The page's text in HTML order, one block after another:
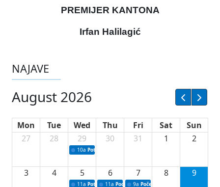
PREMIJER KANTONA
Irfan Halilagić
NAJAVE
August 2026
Mon Tue Wed Thu Fri Sat
Sun
27
28 29
10a Potpisivanje ugovora sa neprofitnim
30 31 1 2
3 4 5
11a Potpisivanje ugovora o stipendijama za
6
11a Podrška razvoju vodne infrastrukture u
7
9a Početak izgradnje nove
8 9